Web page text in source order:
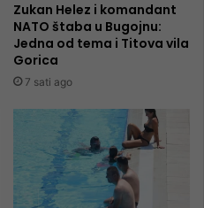
Zukan Helez i komandant
NATO štaba u Bugojnu:
Jedna od tema i Titova vila
Gorica
7 sati ago